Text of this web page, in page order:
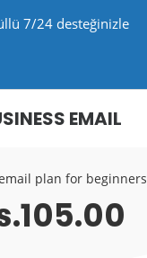
7/24 desteğinizle
EMAIL
plan for beginners